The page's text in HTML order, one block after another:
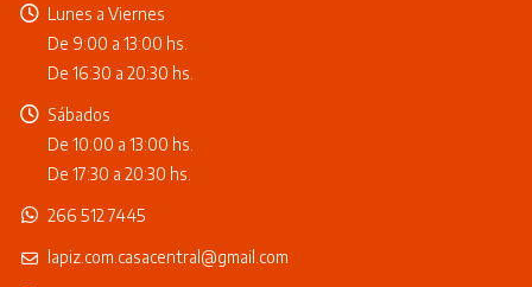
Lunes a Viernes
De 9:00 a 13:00 hs.
De 16:30 a 20:30 hs.
Sábados
De 10:00 a 13:00 hs.
De 17:30 a 20:30 hs.
266 512 7445
lapiz.com.casacentral@gmail.com